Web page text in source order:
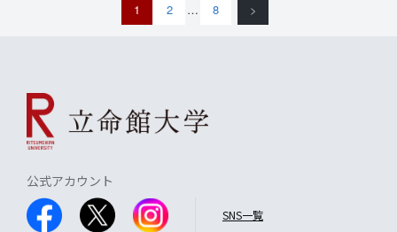
1 2 … 8 >
公式アカウント
SNS一覧